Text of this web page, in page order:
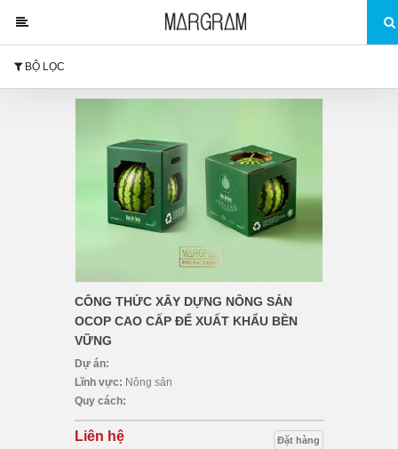
BỘ LỌC
CÔNG THỨC XÂY DỰNG NÔNG SẢN
OCOP CAO CẤP ĐỂ XUẤT KHẨU BỀN
VỮNG
Dự án:
Lĩnh vực: Nông sản
Quy cách:
Liên hệ Đặt hàng